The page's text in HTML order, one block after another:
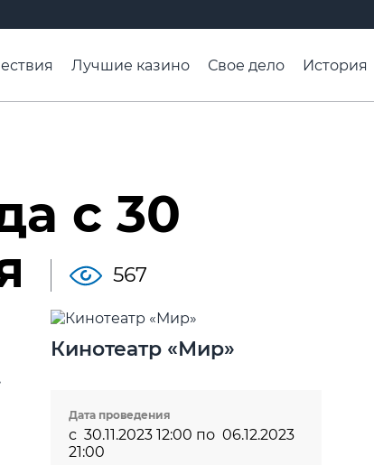
Лучшие казино Свое дело
История
с 30
567
Кинотеатр «Мир»
Дата проведения
с 30.11.2023 12:00 по 06.12.2023
21:00